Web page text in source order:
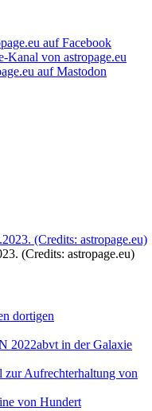
(Credits: astropage.eu)
dortigen
2022abvt in der Galaxie
zur Aufrechterhaltung von
von Hundert